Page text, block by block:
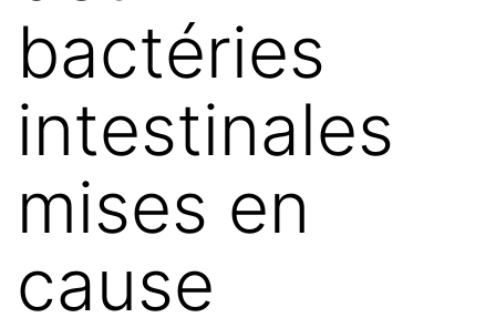
bactéries
intestinales
mises en
cause